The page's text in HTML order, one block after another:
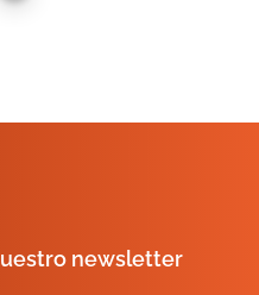
newsletter